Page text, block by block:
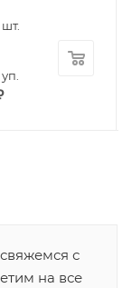
с
на все